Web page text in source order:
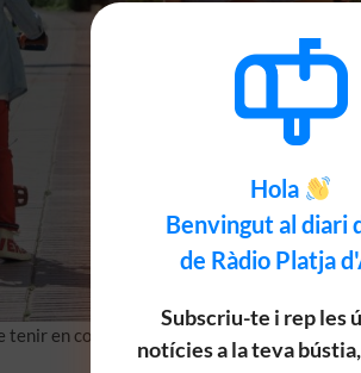
tenir en compte si sortiu amb criatures.
Hola
Benvingut al diari
de Ràdio Platja
Subscriu-te i rep les
notícies a la teva